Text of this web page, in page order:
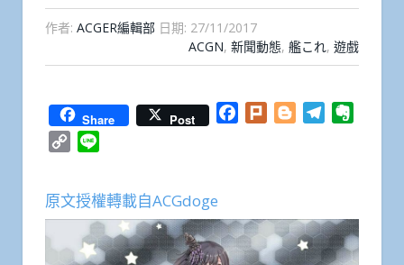
作者: ACGER編輯部 日期: 27/11/2017
ACGN, 新聞動態, 艦これ, 遊戲
Share Post Facebook
Plurk BloggerTelegram
Copy
原文授權轉載自ACGdoge